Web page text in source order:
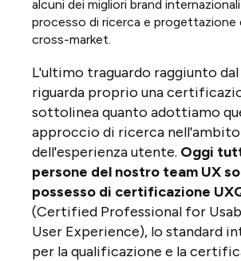
alcuni dei migliori brand
processo di ricerca e
cross-market.
L'ultimo traguardo raggiunto
riguarda proprio una
sottolinea quanto adottiamo
approccio di ricerca nell'ambito
dell'esperienza utente. Oggi
persone del nostro team UX
possesso di certificazione
(Certified Professional for
User Experience), lo standard
per la qualificazione e la